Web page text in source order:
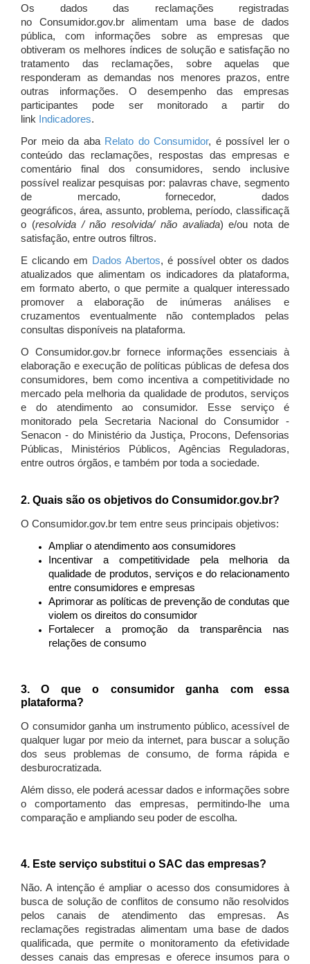
Os dados das reclamações registradas
no Consumidor.gov.br alimentam uma base de dados
pública, com informações sobre as empresas que
obtiveram os melhores índices de solução e satisfação no
tratamento das reclamações, sobre aquelas que
responderam as demandas nos menores prazos, entre
outras informações. O desempenho das empresas
participantes pode ser monitorado a partir do
link Indicadores.
Por meio da aba Relato do Consumidor, é possível ler o
conteúdo das reclamações, respostas das empresas e
comentário final dos consumidores, sendo inclusive
possível realizar pesquisas por: palavras chave, segmento
de mercado, fornecedor, dados
geográficos, área, assunto, problema, período, classificaçã
o (resolvida / não resolvida/ não avaliada) e/ou nota de
satisfação, entre outros filtros.
E clicando em Dados Abertos, é possível obter os dados
atualizados que alimentam os indicadores da plataforma,
em formato aberto, o que permite a qualquer interessado
promover a elaboração de inúmeras análises e
cruzamentos eventualmente não contemplados pelas
consultas disponíveis na plataforma.
O Consumidor.gov.br fornece informações essenciais à
elaboração e execução de políticas públicas de defesa dos
consumidores, bem como incentiva a competitividade no
mercado pela melhoria da qualidade de produtos, serviços
e do atendimento ao consumidor. Esse serviço é
monitorado pela Secretaria Nacional do Consumidor -
Senacon - do Ministério da Justiça, Procons, Defensorias
Públicas, Ministérios Públicos, Agências Reguladoras,
entre outros órgãos, e também por toda a sociedade.
2. Quais são os objetivos do Consumidor.gov.br?
O Consumidor.gov.br tem entre seus principais objetivos:
Ampliar o atendimento aos consumidores
Incentivar a competitividade pela melhoria da
qualidade de produtos, serviços e do relacionamento
entre consumidores e empresas
Aprimorar as políticas de prevenção de condutas que
violem os direitos do consumidor
Fortalecer a promoção da transparência nas
relações de consumo
3. O que o consumidor ganha com essa
plataforma?
O consumidor ganha um instrumento público, acessível de
qualquer lugar por meio da internet, para buscar a solução
dos seus problemas de consumo, de forma rápida e
desburocratizada.
Além disso, ele poderá acessar dados e informações sobre
o comportamento das empresas, permitindo-lhe uma
comparação e ampliando seu poder de escolha.
4. Este serviço substitui o SAC das empresas?
Não. A intenção é ampliar o acesso dos consumidores à
busca de solução de conflitos de consumo não resolvidos
pelos canais de atendimento das empresas. As
reclamações registradas alimentam uma base de dados
qualificada, que permite o monitoramento da efetividade
desses canais das empresas e oferece insumos para o